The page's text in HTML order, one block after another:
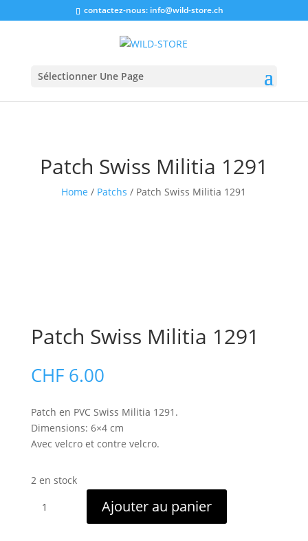
contactez-nous: info@wild-store.ch
Sélectionner Une Page
Patch Swiss Militia 1291
Home / Patchs / Patch Swiss Militia 1291
Patch Swiss Militia 1291
CHF6.00
Patch en PVC Swiss Militia 1291.
Dimensions: 6×4 cm
Avec velcro et contre velcro.
2 en stock
Ajouter au panier